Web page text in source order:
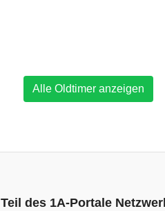
Alle Oldtimer anzeigen
Teil des 1A-Portale